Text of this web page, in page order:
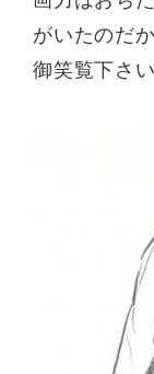
がいたのだ
御笑覧下さい